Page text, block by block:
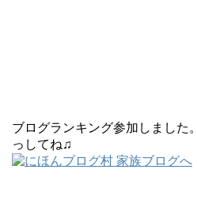
ブログランキング参加しました
っしてね♫